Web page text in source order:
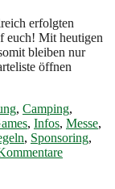
erfolgten
euch! Mit heutigen
bleiben nur
öffnen
, Camping,
, Infos, Messe,
, Sponsoring,